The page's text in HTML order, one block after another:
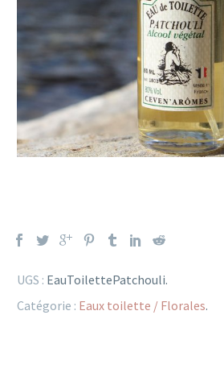
UGS : EauToilettePatchouli.
Catégorie : Eaux toilette / Florales.